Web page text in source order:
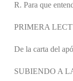
R. Para que
PRIMERA
De la carta del
SUBIENDO A